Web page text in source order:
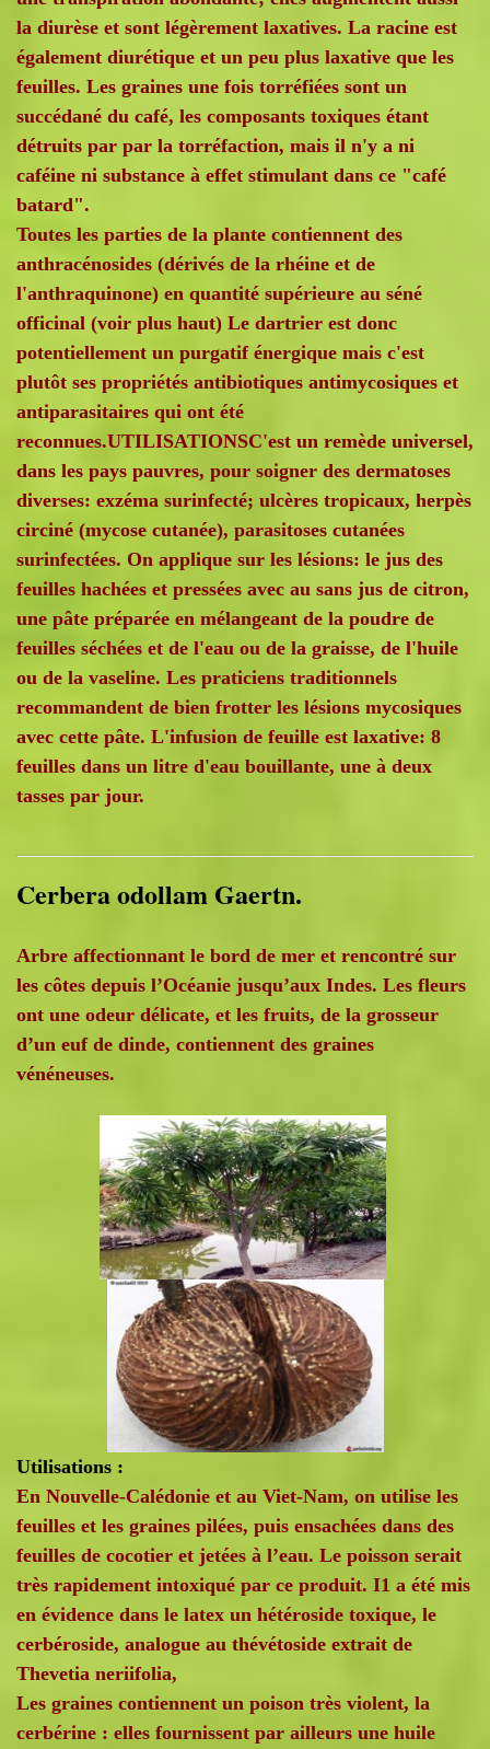
la diurèse et sont légèrement laxatives. La racine est
également diurétique et un peu plus laxative que les
feuilles. Les graines une fois torréfiées sont un
succédané du café, les composants toxiques étant
détruits par par la torréfaction, mais il n'y a ni
caféine ni substance à effet stimulant dans ce "café
batard".
Toutes les parties de la plante contiennent des
anthracénosides (dérivés de la rhéine et de
l'anthraquinone) en quantité supérieure au séné
officinal (voir plus haut) Le dartrier est donc
potentiellement un purgatif énergique mais c'est
plutôt ses propriétés antibiotiques antimycosiques et
antiparasitaires qui ont été
reconnues.UTILISATIONSC'est un remède universel,
dans les pays pauvres, pour soigner des dermatoses
diverses: exzéma surinfecté; ulcères tropicaux, herpès
circiné (mycose cutanée), parasitoses cutanées
surinfectées. On applique sur les lésions: le jus des
feuilles hachées et pressées avec au sans jus de citron,
une pâte préparée en mélangeant de la poudre de
feuilles séchées et de l'eau ou de la graisse, de l'huile
ou de la vaseline. Les praticiens traditionnels
recommandent de bien frotter les lésions mycosiques
avec cette pâte. L'infusion de feuille est laxative: 8
feuilles dans un litre d'eau bouillante, une à deux
tasses par jour.
Cerbera odollam Gaertn.
Arbre affectionnant le bord de mer et rencontré sur
les côtes depuis l’Océanie jusqu’aux Indes. Les fleurs
ont une odeur délicate, et les fruits, de la grosseur
d’un euf de dinde, contiennent des graines
vénéneuses.
Utilisations :
En Nouvelle-Calédonie et au Viet-Nam, on utilise les
feuilles et les graines pilées, puis ensachées dans des
feuilles de cocotier et jetées à l’eau. Le poisson serait
très rapidement intoxiqué par ce produit. I1 a été mis
en évidence dans le latex un hétéroside toxique, le
cerbéroside, analogue au thévétoside extrait de
Thevetia neriifolia,
Les graines contiennent un poison très violent, la
cerbérine : elles fournissent par ailleurs une huile